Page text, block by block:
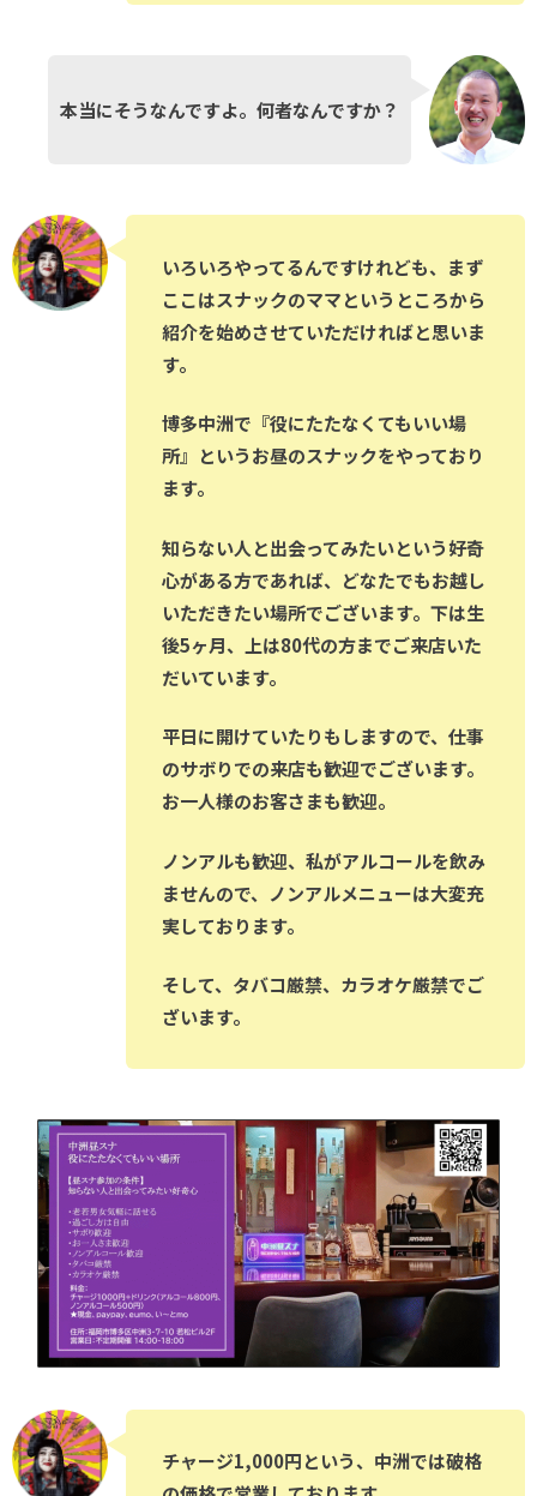
本当にそうなんですよ。何者なんですか？
いろいろやってるんですけれども、まず
ここはスナックのママというところから
紹介を始めさせていただければと思いま
す。
博多中洲で『役にたたなくてもいい場
所』というお昼のスナックをやっており
ます。
知らない人と出会ってみたいという好奇
心がある方であれば、どなたでもお越し
いただきたい場所でございます。下は生
後5ヶ月、上は80代の方までご来店いた
だいています。
平日に開けていたりもしますので、仕事
のサボりでの来店も歓迎でございます。
お一人様のお客さまも歓迎。
ノンアルも歓迎、私がアルコールを飲み
ませんので、ノンアルメニューは大変充
実しております。
そして、タバコ厳禁、カラオケ厳禁でご
ざいます。
チャージ1,000円という、中洲では破格